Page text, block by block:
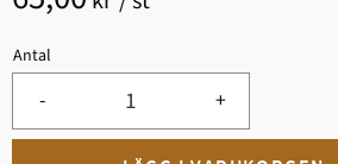
Antal
+
-